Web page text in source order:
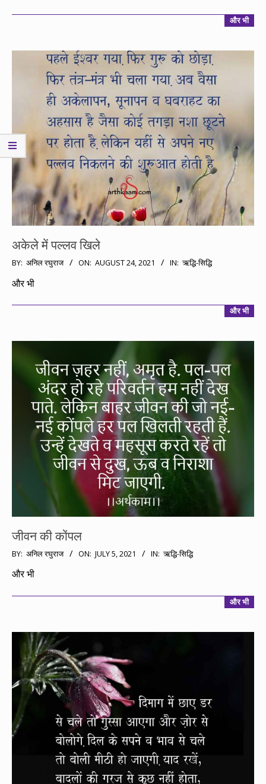
और भी
अकेले में पल्लव खिले
2021-
08-
BY: अनिल रघुराज ON: AUGUST 24, 2021 IN: ऋद्धि-सिद्धि
और भी
और भी
जीवन की कोंपल
2021-
07-
BY: अनिल रघुराज ON: JULY 5, 2021 IN: ऋद्धि-सिद्धि
और भी
और भी